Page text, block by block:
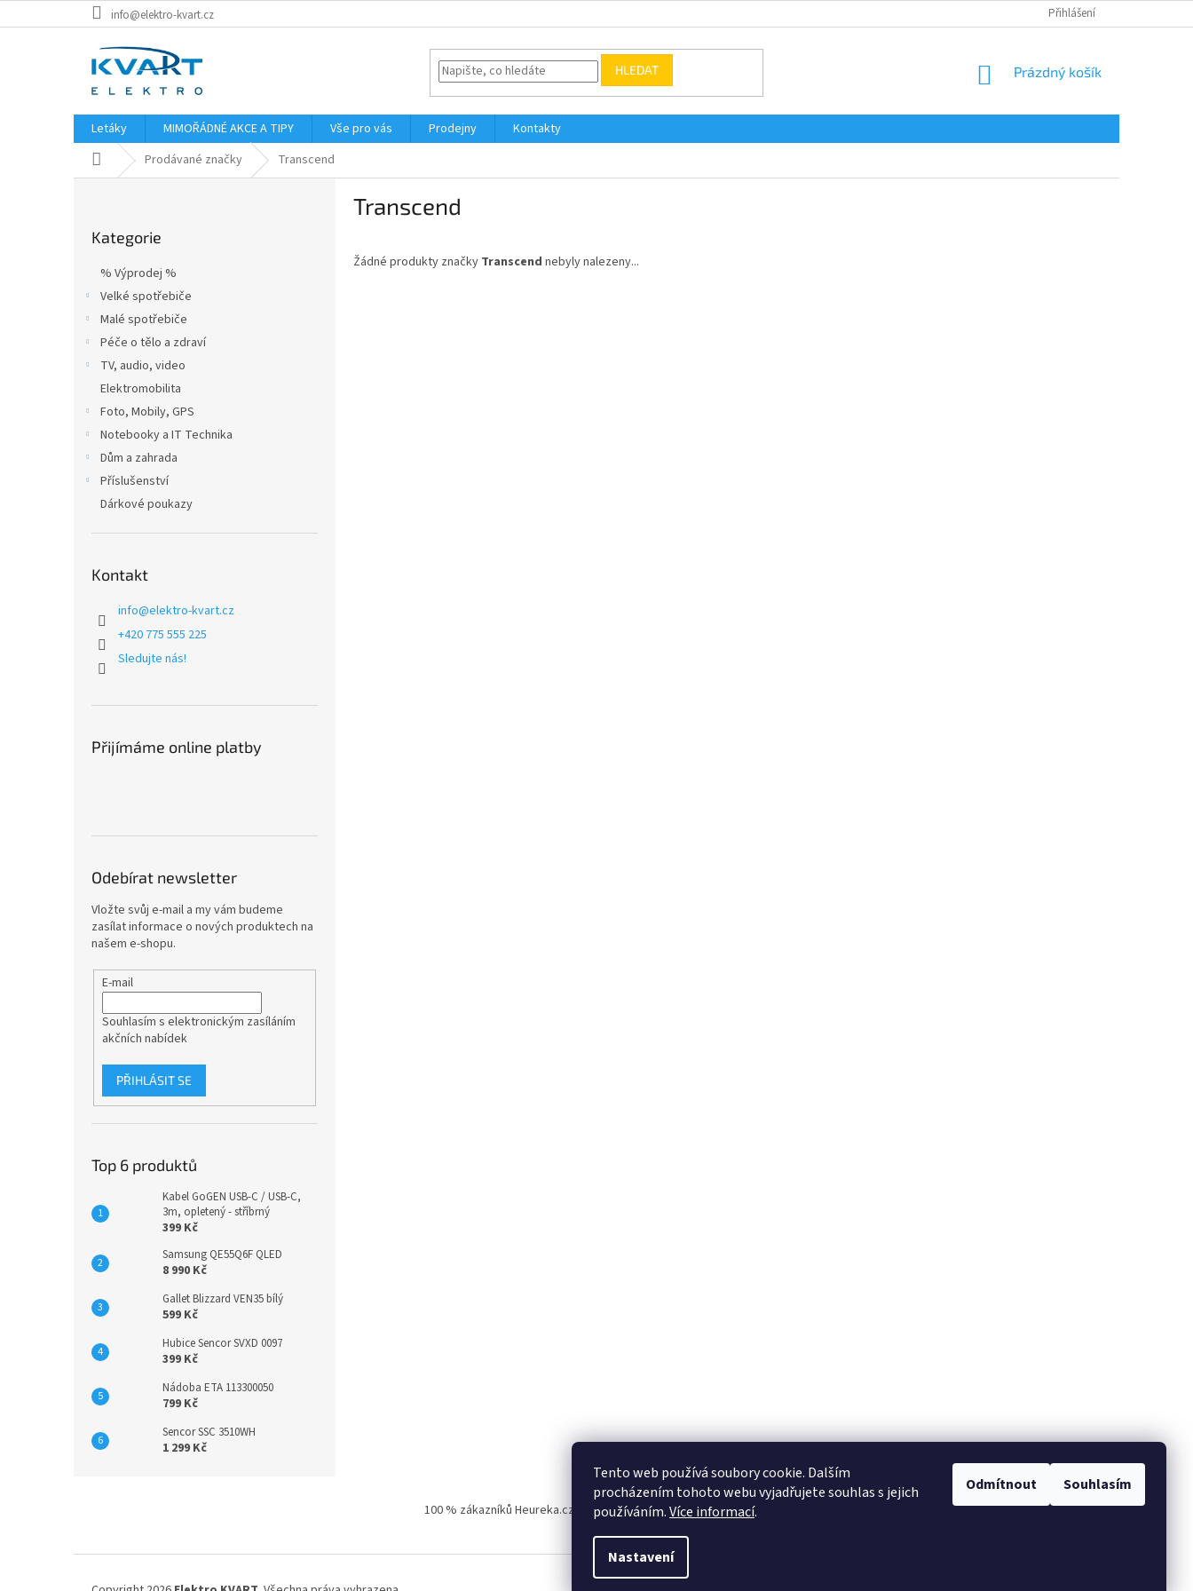
Tento web používá soubory cookie. Dalším
procházením tohoto webu vyjadřujete souhlas s jejich
používáním.Více informací.
Nastavení
Odmítnout Souhlasím
na
info@elektro-kvart.cz Přihlášení
HLEDAT
NÁKUPNÍ
Prázdný košík
Letáky MIMOŘÁDNÉ AKCE A TIPY Vše pro vás Prodejny
Kontakty
Domů Prodávané značky Transcend
kategorie
Kategorie
% Výprodej %
Velké spotřebiče
Malé spotřebiče
Péče o tělo a zdraví
TV, audio, video
Elektromobilita
Foto, Mobily, GPS
Notebooky a IT Technika
Dům a zahrada
Příslušenství
Dárkové poukazy
Kontakt
info@elektro-kvart.cz
+420 775 555 225
Sledujte nás!
Přijímáme online platby
Odebírat newsletter
Vložte svůj e-mail a my vám budeme
zasílat informace o nových produktech na
našem e-shopu.
E-mail
Souhlasím s elektronickým zasíláním
akčních nabídek
PŘIHLÁSIT SE
Top 6 produktů
Kabel GoGEN USB-C / USB-C,
3m, opletený - stříbrný
399 Kč
Samsung QE55Q6F QLED
8 990 Kč
Gallet Blizzard VEN35 bílý
599 Kč
Hubice Sencor SVXD 0097
399 Kč
Nádoba ETA 113300050
799 Kč
Sencor SSC 3510WH
1 299 Kč
Transcend
Žádné produkty značky Transcend nebyly nalezeny...
100 % zákazníků Heureka.cz nás doporučuje! Zboží.cz Firmy.cz